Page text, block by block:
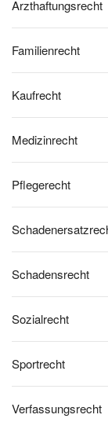
Arzthaftungsrecht
Familienrecht
Kaufrecht
Medizinrecht
Pflegerecht
Schadensrecht
Sozialrecht
Sportrecht
Verfassungsrecht